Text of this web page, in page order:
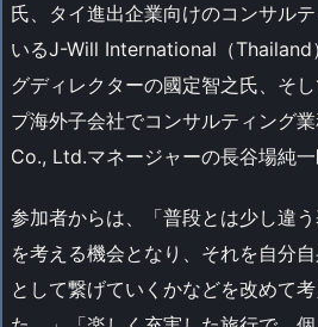
氏、タイ進出企業向けのコンサル
いるJ-Will International（Thailand
グディレクターの國定智之氏、そ
プ海外子会社でコンサルティング
Co., Ltd.マネージャーの長谷場純一
参加者からは、「普段とは少し違
を考える機会となり、それを自分
として繋げていくかなどを改めて